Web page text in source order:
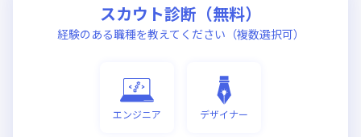
スカウト診断（無料）
経験のある職種を教えてください（複数選択可）
エンジニア デザイナー